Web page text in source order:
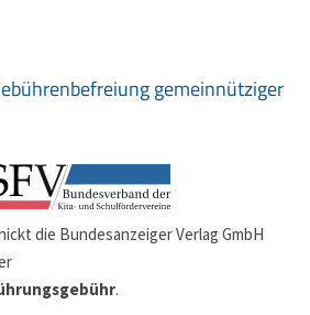
gemeinnütziger
die Bundesanzeiger Verlag GmbH
.